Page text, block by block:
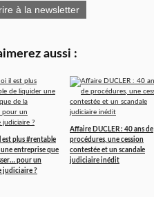
à la newsletter
aussi :
est plus #rentable
entreprise que
pour un
judiciaire ?
Affaire DUCLER : 40 ans de
procédures, une cession
contestée et un scandale
judiciaire inédit